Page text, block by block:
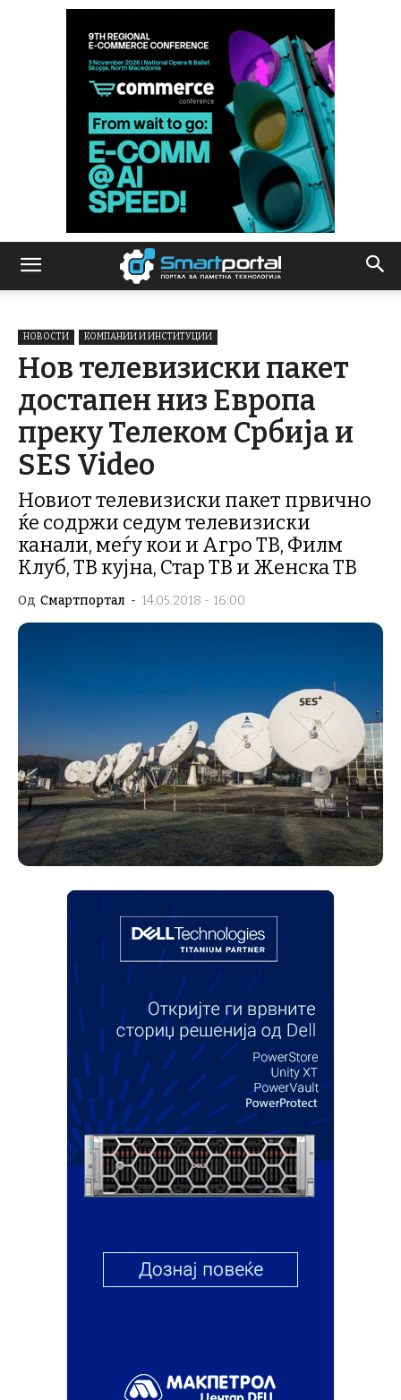
НОВОСТИ КОМПАНИИ И ИНСТИТУЦИИ
Нов телевизиски пакет
достапен низ Европа
преку Телеком Србија и
SES Video
Новиот телевизиски пакет првично
ќе содржи седум телевизиски
канали, меѓу кои и Агро ТВ, Филм
Клуб, ТВ кујна, Стар ТВ и Женска ТВ
Од Смартпортал - 14.05.2018 - 16:00